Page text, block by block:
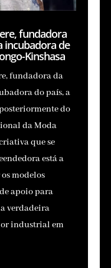
fundadora
incubadora de
Kinshasa
fundadora da
do país, a
do
da Moda
que se
está a
modelos
apoio para
verdadeira
industrial em